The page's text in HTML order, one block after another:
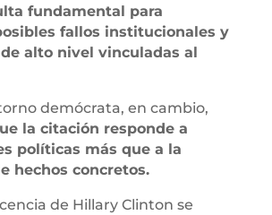
fundamental para
fallos institucionales y
alto nivel vinculadas al
demócrata, en cambio,
la citación responde a
políticas más que a la
hechos concretos.
de Hillary Clinton se